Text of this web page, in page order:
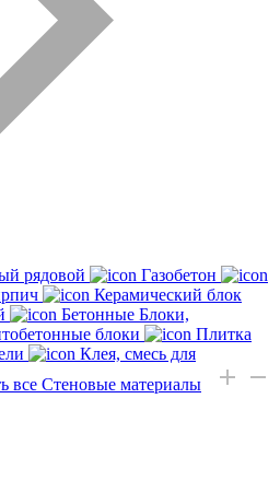
рядовой
Газобетон
Керамический блок
Бетонные Блоки,
блоки
Плитка
Клея, смесь для
все Стеновые материалы